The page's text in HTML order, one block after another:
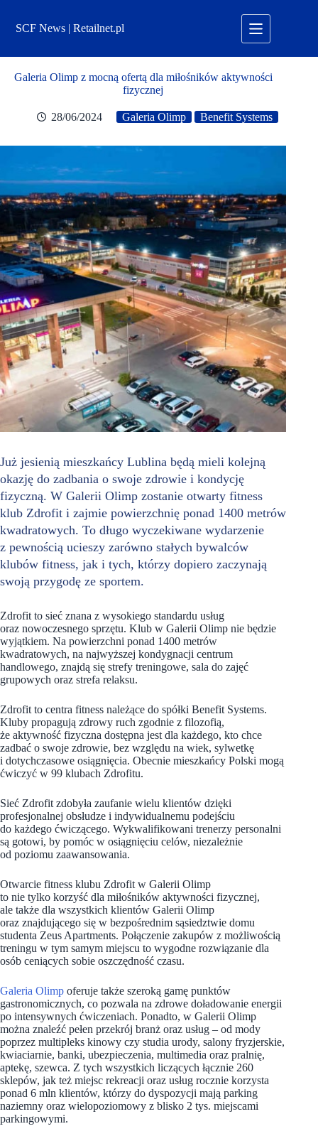
treściSCF News | Retailnet.pl
Galeria Olimp z mocną ofertą dla miłośników aktywności
fizycznej
28/06/2024 Galeria Olimp Benefit Systems
Już jesienią mieszkańcy Lublina będą mieli kolejną
okazję do zadbania o swoje zdrowie i kondycję
fizyczną. W Galerii Olimp zostanie otwarty fitness
klub Zdrofit i zajmie powierzchnię ponad 1400 metrów
kwadratowych. To długo wyczekiwane wydarzenie
z pewnością ucieszy zarówno stałych bywalców
klubów fitness, jak i tych, którzy dopiero zaczynają
swoją przygodę ze sportem.
Zdrofit to sieć znana z wysokiego standardu usług
oraz nowoczesnego sprzętu. Klub w Galerii Olimp nie będzie
wyjątkiem. Na powierzchni ponad 1400 metrów
kwadratowych, na najwyższej kondygnacji centrum
handlowego, znajdą się strefy treningowe, sala do zajęć
grupowych oraz strefa relaksu.
Zdrofit to centra fitness należące do spółki Benefit Systems.
Kluby propagują zdrowy ruch zgodnie z filozofią,
że aktywność fizyczna dostępna jest dla każdego, kto chce
zadbać o swoje zdrowie, bez względu na wiek, sylwetkę
i dotychczasowe osiągnięcia. Obecnie mieszkańcy Polski mogą
ćwiczyć w 99 klubach Zdrofitu.
Sieć Zdrofit zdobyła zaufanie wielu klientów dzięki
profesjonalnej obsłudze i indywidualnemu podejściu
do każdego ćwiczącego. Wykwalifikowani trenerzy personalni
są gotowi, by pomóc w osiągnięciu celów, niezależnie
od poziomu zaawansowania.
Otwarcie fitness klubu Zdrofit w Galerii Olimp
to nie tylko korzyść dla miłośników aktywności fizycznej,
ale także dla wszystkich klientów Galerii Olimp
oraz znajdującego się w bezpośrednim sąsiedztwie domu
studenta Zeus Apartments. Połączenie zakupów z możliwością
treningu w tym samym miejscu to wygodne rozwiązanie dla
osób ceniących sobie oszczędność czasu.
Galeria Olimp oferuje także szeroką gamę punktów
gastronomicznych, co pozwala na zdrowe doładowanie energii
po intensywnych ćwiczeniach. Ponadto, w Galerii Olimp
można znaleźć pełen przekrój branż oraz usług – od mody
poprzez multipleks kinowy czy studia urody, salony fryzjerskie,
kwiaciarnie, banki, ubezpieczenia, multimedia oraz pralnię,
aptekę, szewca. Z tych wszystkich liczących łącznie 260
sklepów, jak też miejsc rekreacji oraz usług rocznie korzysta
ponad 6 mln klientów, którzy do dyspozycji mają parking
naziemny oraz wielopoziomowy z blisko 2 tys. miejscami
parkingowymi.